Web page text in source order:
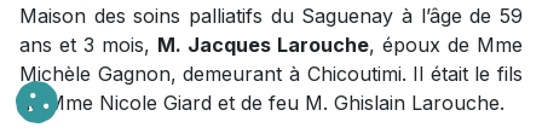
Maison des soins palliatifs du Saguenay à l’âge de 59
ans et 3 mois, M. Jacques Larouche, époux de Mme
Michèle Gagnon, demeurant à Chicoutimi. Il était le fils
de Mme Nicole Giard et de feu M. Ghislain Larouche.